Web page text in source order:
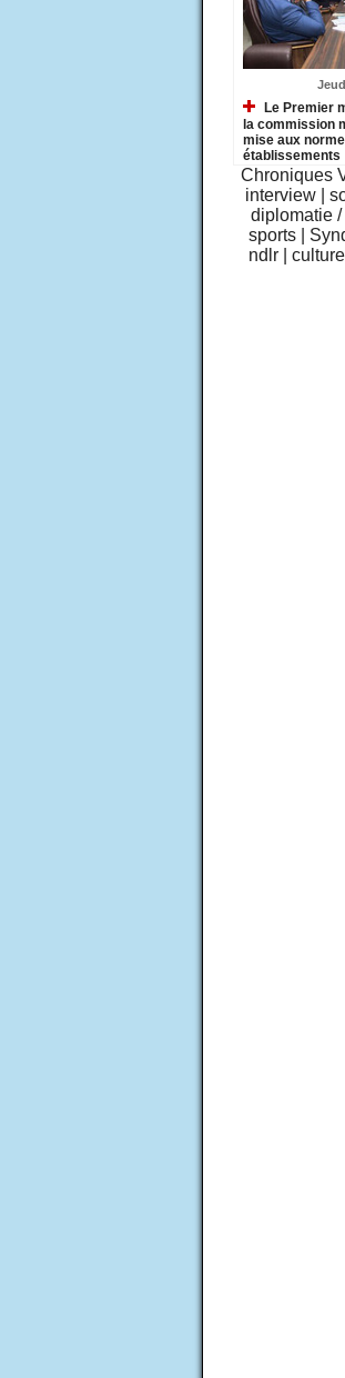
Le Premier
la commission
mise aux
établissements
Chroniques
interview
diplomatie
sports
ndlr